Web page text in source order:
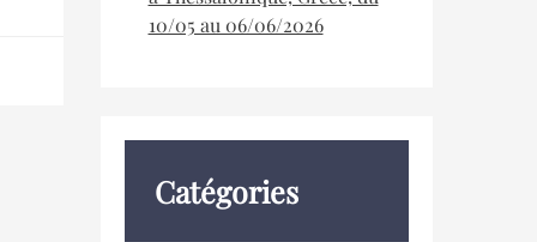
10/05 au 06/06/2026
Catégories